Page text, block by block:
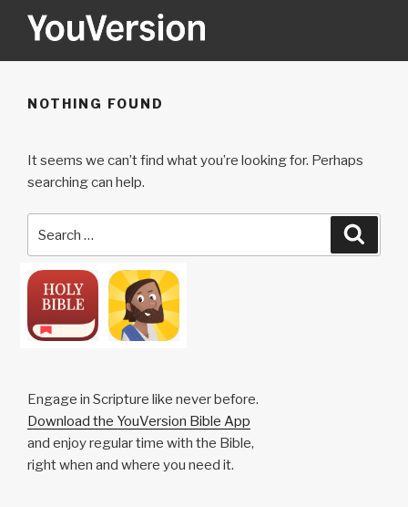
YOUVERSION
NOTHING FOUND
It seems we can’t find what you’re looking for. Perhaps
searching can help.
Engage in Scripture like never before.
Download the YouVersion Bible App
and enjoy regular time with the Bible,
right when and where you need it.